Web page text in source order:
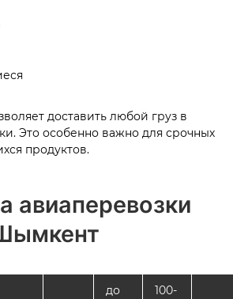
доставить любой груз в
Это особенно важно для срочных
продуктов.
авиаперевозки
до
100-